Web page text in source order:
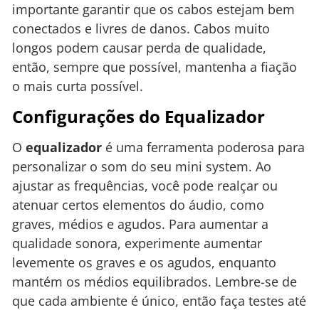
importante garantir que os cabos estejam bem
conectados e livres de danos. Cabos muito
longos podem causar perda de qualidade,
então, sempre que possível, mantenha a fiação
o mais curta possível.
Configurações do Equalizador
O equalizador é uma ferramenta poderosa para
personalizar o som do seu mini system. Ao
ajustar as frequências, você pode realçar ou
atenuar certos elementos do áudio, como
graves, médios e agudos. Para aumentar a
qualidade sonora, experimente aumentar
levemente os graves e os agudos, enquanto
mantém os médios equilibrados. Lembre-se de
que cada ambiente é único, então faça testes até